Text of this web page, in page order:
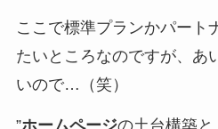
ここで標準プランかパート
たいところなのですが、あ
いので…（笑）